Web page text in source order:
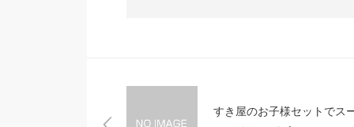
すき屋のお子様セットでス